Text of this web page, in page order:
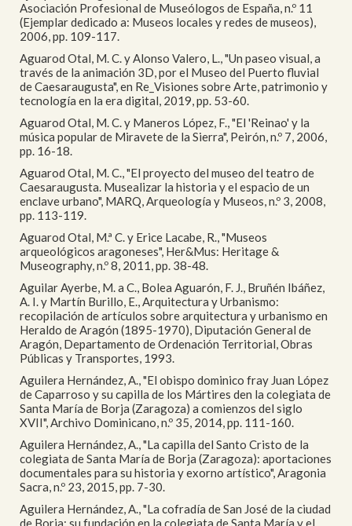
Asociación Profesional de Museólogos de España, n.º 11
(Ejemplar dedicado a: Museos locales y redes de museos),
2006, pp. 109-117.
Aguarod Otal, M. C. y Alonso Valero, L., "Un paseo visual, a
través de la animación 3D, por el Museo del Puerto fluvial
de Caesaraugusta", en Re_Visiones sobre Arte, patrimonio y
tecnología en la era digital, 2019, pp. 53-60.
Aguarod Otal, M. C. y Maneros López, F., "El 'Reinao' y la
música popular de Miravete de la Sierra", Peirón, n.º 7, 2006,
pp. 16-18.
Aguarod Otal, M. C., "El proyecto del museo del teatro de
Caesaraugusta. Musealizar la historia y el espacio de un
enclave urbano", MARQ, Arqueología y Museos, n.º 3, 2008,
pp. 113-119.
Aguarod Otal, M.ª C. y Erice Lacabe, R., "Museos
arqueológicos aragoneses", Her&Mus: Heritage &
Museography, n.º 8, 2011, pp. 38-48.
Aguilar Ayerbe, M. a C., Bolea Aguarón, F. J., Bruñén Ibáñez,
A. I. y Martín Burillo, E., Arquitectura y Urbanismo:
recopilación de artículos sobre arquitectura y urbanismo en
Heraldo de Aragón (1895-1970), Diputación General de
Aragón, Departamento de Ordenación Territorial, Obras
Públicas y Transportes, 1993.
Aguilera Hernández, A., "El obispo dominico fray Juan López
de Caparroso y su capilla de los Mártires den la colegiata de
Santa María de Borja (Zaragoza) a comienzos del siglo
XVII", Archivo Dominicano, n.º 35, 2014, pp. 111-160.
Aguilera Hernández, A., "La capilla del Santo Cristo de la
colegiata de Santa María de Borja (Zaragoza): aportaciones
documentales para su historia y exorno artístico", Aragonia
Sacra, n.º 23, 2015, pp. 7-30.
Aguilera Hernández, A., "La cofradía de San José de la ciudad
de Borja: su fundación en la colegiata de Santa María y el